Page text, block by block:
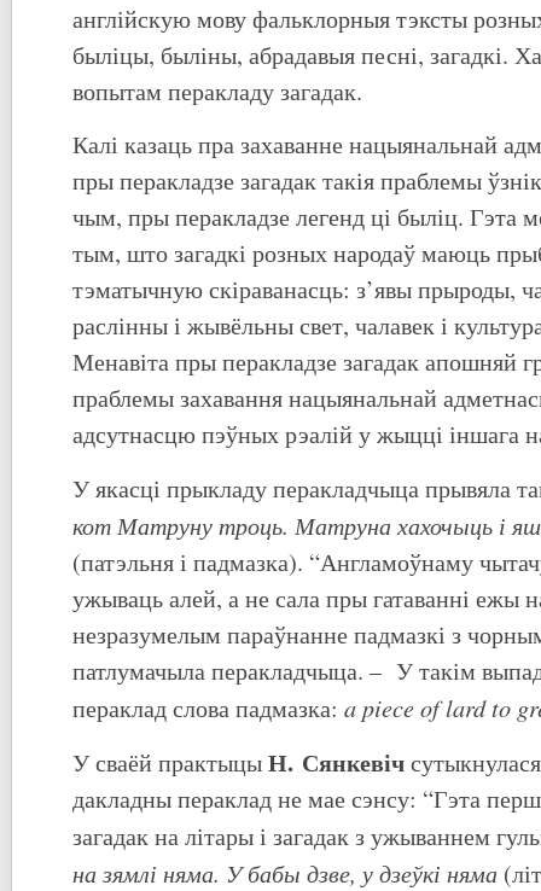
англійскую мову фальклорныя тэксты
быліцы, быліны, абрадавыя песні, загадкі.
вопытам перакладу загадак.
Калі казаць пра захаванне нацыянальнай
пры перакладзе загадак такія праблемы
чым, пры перакладзе легенд ці быліц. Гэта
тым, што загадкі розных народаў маюць
тэматычную скіраванасць: з’явы прыроды,
раслінны і жывёльны свет, чалавек і
Менавіта пры перакладзе загадак апошняй
праблемы захавання нацыянальнай
адсутнасцю пэўных рэалій у жыцці іншага
У якасці прыкладу перакладчыца прывяла
кот Матруну троць. Матруна хахочыць і
(патэльня і падмазка). “Англамоўнаму
ужываць алей, а не сала пры гатаванні ежы
незразумелым параўнанне падмазкі з
патлумачыла перакладчыца. – У такім
пераклад слова падмазка: apieceof lard to
У сваёй практыцыН. Сянкевіч
дакладны пераклад не мае сэнсу: “Гэта
загадак на літары і загадак з ужываннем
на зямлі няма. У бабы дзве, у дзеўкі няма